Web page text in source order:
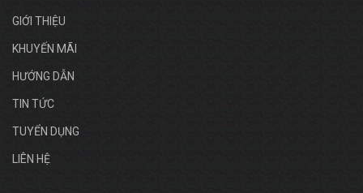
GIỚI THIỆU
KHUYẾN MÃI
HƯỚNG DẪN
TIN TỨC
TUYỂN DỤNG
LIÊN HỆ